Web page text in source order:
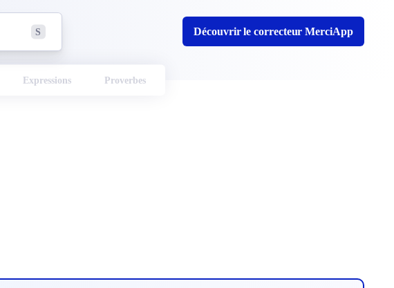
S Découvrir le correcteur MerciApp
Expressions Proverbes